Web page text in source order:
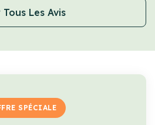
Tous Les Avis
SPÉCIALE